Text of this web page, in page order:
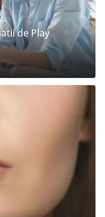
de Play